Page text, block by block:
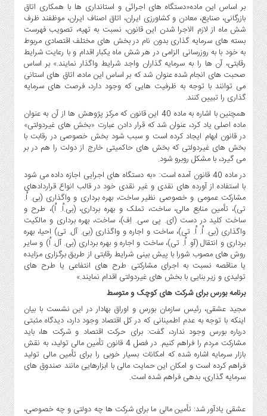
بر اساس این ماده«دستگاه های اجرائی و استانداری ها با همکاری اتاق
بازرگانی، صنایع، معادن و کشاورزی ایران، اتاق اصناف ایران، موظفند ظرف
شش ماه از لازم الاجرا شدن این قانون، نسبت به تهیه، تصویب فهرست
بسته های سرمایه گذاری بدون نام در بخش های مختلف اقتصادی مربوط
به خود با به روزرسانی الزامی در هر شش ماه یکبار اقدام و با رعایت شرایط
رقابتی، آن ها را به سرمایه گذاران واجد شرایط واگذار نمایند.» بر اساس
صحبت های انجام شده عنوان شد که بر اساس این ماده، اتاق های استانی
می توانند با توجه به ظرفیت هایی که وجود دارد، فرصت های سرمایه
گذاری را تبیین کنند.
همچنین با اشاره به ماده 40 این قانون که مرکز پژوهش ها از آن به عنوان
ماده اصلی یاد کرد، عنوان شد که قرار دادن عبارت «بخش های غیردولتی»
در قانون ابهام ایجاد کرده است و سبب شود بخش خصوصی در رقابت با
بخش های غیردولتی که بخش های حاکمیتی خارج از دولت را هم در بر
می گیرد، با مشکل روبرو شود.
در ماده 40 قانون آمده است: «به دستگاه های اجرایی اجازه داده می شود
با استفاده از آورده های نقدی و غیر نقدی خود در قالب انواع قراردادهای
مشارکت عمومی و خصوصی نظیر ساخت، بهره برداری و واگذاری (بی. اُ.
تی)، تأمین منابع مالی، ساخت، تملک و بهره برداری، (بی.اُ. اُ)، طرح و
ساخت کلید در دست (ای. پی سی. اِف)، ساخت، بهره برداری و مالکیت
واگذاری (بی. اُ. اُ. تی)، ساخت و اجاره و واگذاری (بی. آل. تی) احیا، بهره
برداری و انتقال (آو. اُ. تی)، ساخت و اجاره و بهره برداری (بی. آل. اُ) و سایر
روش های مصوب شورا با پیش بینی شرایط رقابتی از طریق برگزاری مزایده
یا مناقصه نسبت به اجرای مشارکتی طرح های انتفاعی یا طرح های
تولیدی و زیر بنایی با بخش های غیردولتی اقدام نمایند.»
برنامه بورس برای شرکت ‎های کوچک و متوسط
مجید عشقی، رئیس سازمان بورس و اوراق بهادار در این نشست با بیان
اینکه با توجه به عدم اطمینانی که در کل اقتصاد وجود دارد، دیدگاه مثبتی
درباره بورس وجود ندارد، گفت: برای حرکت اقتصاد و شرکت ها، باید
مشارکت مردم را فراهم کنیم. در فصل 4 قانون تأمین مالی تولید، به نقش
بازار سرمایه اشاره شده که امکانات بسیار خوبی را برای تأمین مالی تولید
فراهم کرده است و امکان این حمایت مالی با ابزارهایی مانند صندوق های
سرمایه گذاری، بدهی فراهم شده است.
عشقی یادآور شد: تأمین مالی ما برای شرکت ها چه دولتی و چه خصوصی،